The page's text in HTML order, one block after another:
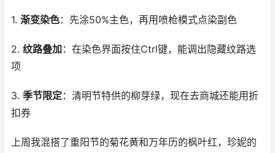
1. 渐变染色：先涂50%主色，再用喷枪模式点染副色
2. 纹路叠加 ：在染色界面按住Ctrl键，能调出隐藏纹路选
项
3. 季节限定：清明节特供的柳芽绿，现在去商城还能用折
扣券
上周我混搭了重阳节的菊花黄和万年历的枫叶红，珍妮的